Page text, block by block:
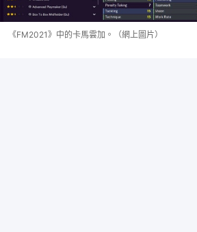
《FM2021》中的卡馬雲加。（網上圖片）